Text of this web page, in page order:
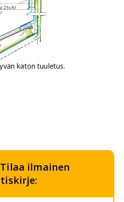
katon tuuletus.
ilmainen